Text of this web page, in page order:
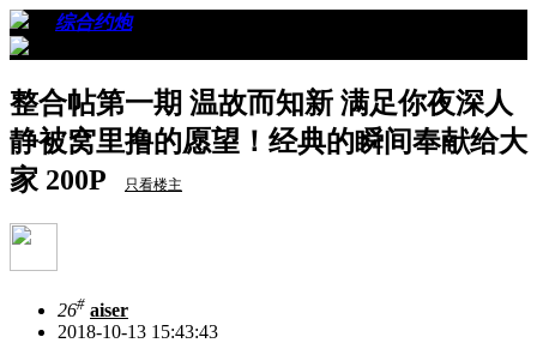
综合约炮
整合帖第一期 温故而知新 满足你夜深人
静被窝里撸的愿望！经典的瞬间奉献给大
家 200P
只看楼主
26# aiser
2018-10-13 15:43:43